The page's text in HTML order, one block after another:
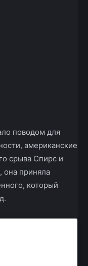
поводом для
американские
срыва Спирс и
она приняла
который